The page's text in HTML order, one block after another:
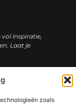
zoals
inspiratie,
Laat je